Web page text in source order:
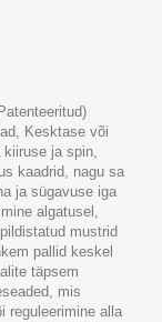
Kesktase või
kiiruse ja spin,
kaadrid, nagu sa
ja sügavuse iga
algatusel,
mustrid
pallid keskel
täpsem
mis
reguleerimine alla